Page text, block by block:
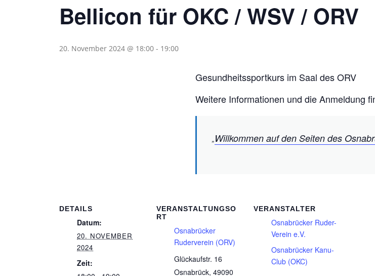
Bellicon für OKC / WSV / ORV
20. November 2024 @ 18:00 - 19:00
Gesundheitssportkurs im Saal des ORV
Weitere Informationen und die Anmeldung
Willkommen auf den Seiten des
DETAILS
Datum:
20. NOVEMBER
2024
Zeit:
VERANSTALTUNGSO
RT
Osnabrücker
Ruderverein (ORV)
Glückaufstr. 16
Osnabrück, 49090
VERANSTALTER
Osnabrücker Ruder-
Verein e.V.
Osnabrücker Kanu-
Club (OKC)